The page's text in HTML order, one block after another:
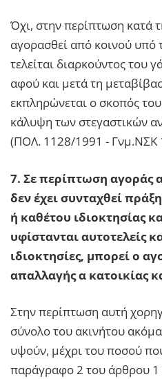
Όχι, στην περίπτωση κατά
αγορασθεί από κοινού υπό
τελείται διαρκούντος του
αφού και μετά τη
εκπληρώνεται ο σκοπός
κάλυψη των στεγαστικών
(ΠΟΛ. 1128/1991 - Γνμ.ΝΣΚ
7. Σε περίπτωση αγοράς
δεν έχει συνταχθεί
ή καθέτου ιδιοκτησίας
υφίστανται αυτοτελείς
ιδιοκτησίες, μπορεί ο
απαλλαγής α κατοικίας
Στην περίπτωση αυτή
σύνολο του ακινήτου
υψούν, μέχρι του ποσού
παράγραφο 2 του άρθρου